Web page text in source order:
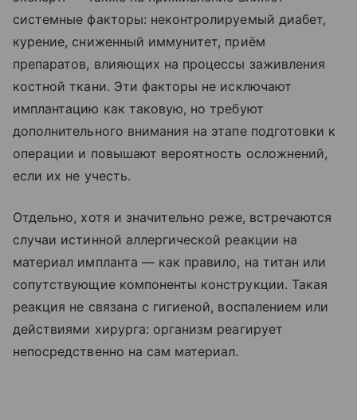
системные факторы: неконтролируемый диабет,
курение, сниженный иммунитет, приём
препаратов, влияющих на процессы заживления
костной ткани. Эти факторы не исключают
имплантацию как таковую, но требуют
дополнительного внимания на этапе подготовки к
операции и повышают вероятность осложнений,
если их не учесть.
Отдельно, хотя и значительно реже, встречаются
случаи истинной аллергической реакции на
материал импланта — как правило, на титан или
сопутствующие компоненты конструкции. Такая
реакция не связана с гигиеной, воспалением или
действиями хирурга: организм реагирует
непосредственно на сам материал.